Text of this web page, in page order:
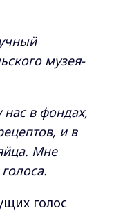
музея-
нас в фондах,
и в
Мне
голос